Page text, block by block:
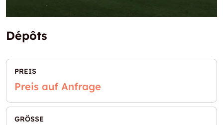
Dépôts
PREIS
Preis auf Anfrage
GRÖSSE